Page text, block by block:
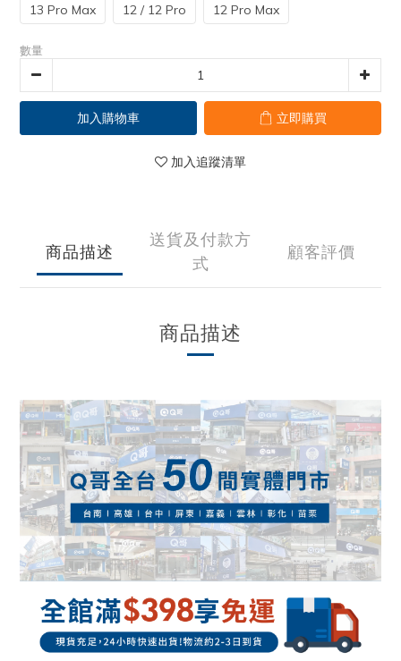
13 Pro Max 12 / 12 Pro 12 Pro Max
數量
加入購物車 立即購買
加入追蹤清單
商品描述
送貨及付款方
式
顧客評價
商品描述